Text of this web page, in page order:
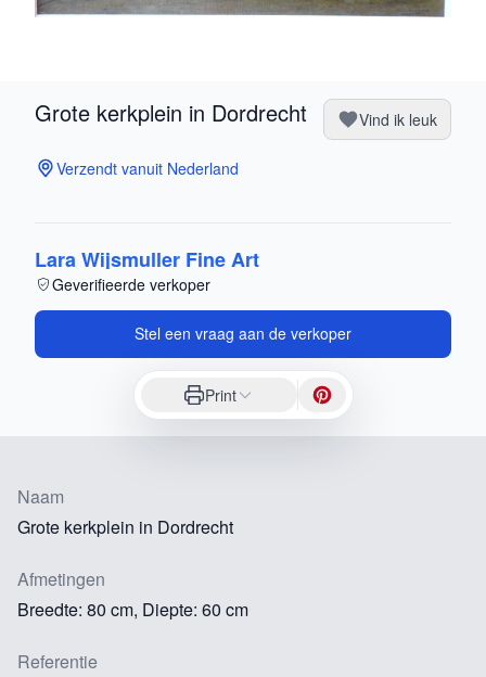
Grote kerkplein in Dordrecht Vind ik leuk
Verzendt vanuit Nederland
Lara Wijsmuller Fine Art
Geverifieerde verkoper
Stel een vraag aan de verkoper
Print
Naam
Grote kerkplein in Dordrecht
Afmetingen
Breedte: 80 cm, Diepte: 60 cm
Referentie